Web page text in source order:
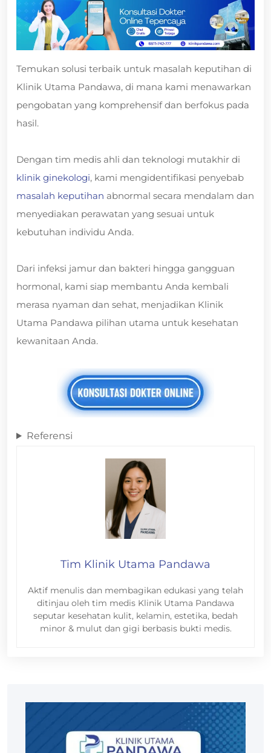
Temukan solusi terbaik untuk masalah keputihan di
Klinik Utama Pandawa, di mana kami menawarkan
pengobatan yang komprehensif dan berfokus pada
hasil.
Dengan tim medis ahli dan teknologi mutakhir di
klinik ginekologi, kami mengidentifikasi penyebab
masalah keputihan abnormal secara mendalam dan
menyediakan perawatan yang sesuai untuk
kebutuhan individu Anda.
Dari infeksi jamur dan bakteri hingga gangguan
hormonal, kami siap membantu Anda kembali
merasa nyaman dan sehat, menjadikan Klinik
Utama Pandawa pilihan utama untuk kesehatan
kewanitaan Anda.
Referensi
Tim Klinik Utama Pandawa
Aktif menulis dan membagikan edukasi yang telah
ditinjau oleh tim medis Klinik Utama Pandawa
seputar kesehatan kulit, kelamin, estetika, bedah
minor & mulut dan gigi berbasis bukti medis.